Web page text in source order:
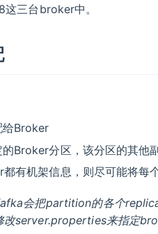
这三台broker中。
给Broker
Broker分区，该分区的其他
有机架信息，则尽可能将每
会把partition的各个
改server.properties来指定